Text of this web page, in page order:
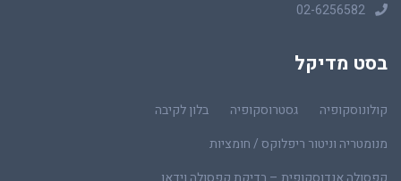
02-6256582
בסט מדיקל
קולונוסקופיה גסטרוסקופיה
בלון לקיבה
מנומטריה וניטור ריפלוקס / חומציות